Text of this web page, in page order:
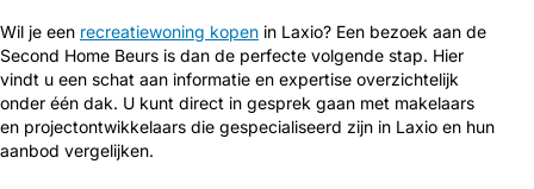
Wil je een recreatiewoning kopen in Laxio? Een bezoek aan de
Second Home Beurs is dan de perfecte volgende stap. Hier
vindt u een schat aan informatie en expertise overzichtelijk
onder één dak. U kunt direct in gesprek gaan met makelaars
en projectontwikkelaars die gespecialiseerd zijn in Laxio en hun
aanbod vergelijken.